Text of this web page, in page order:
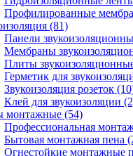
Профилированные
(81)
Панели
Мембраны
Плиты
Герметик для
Звукоизоляция розеток
Клей для звукоизоляции
монтажные (54)
Профессиональная
Бытовая монтажная пена
Огнестойкие монтажные